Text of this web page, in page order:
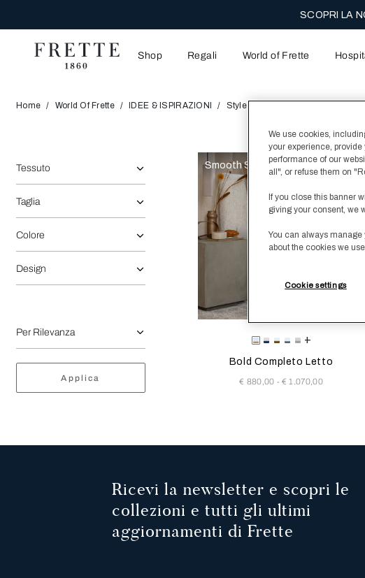
SCOPRI LA
Shop Regali World of Frette
Home World Of Frette IDEE & ISPIRAZIONI Style Of Living
La selezione dell'opzione rifletterà i dati presenti nell'area del
Affina la ricerca:
Tessuto
Taglia
Colore
Design
Applica
Smooth Sateen
Selezionando il colore si
Available Colors
Milk-Milk-Milk-Milk-
Milk-
+
Bold Completo Letto
€ 880,00- € 1.070,00
Ricevi la newsletter e scopri le
collezioni e tutti gli ultimi
aggiornamenti di Frette
We use cookies,
your experience,
performance of our
all", or refuse them on
If you close this banner
giving your consent, we
You can always
about the cookies we
Cookie settings